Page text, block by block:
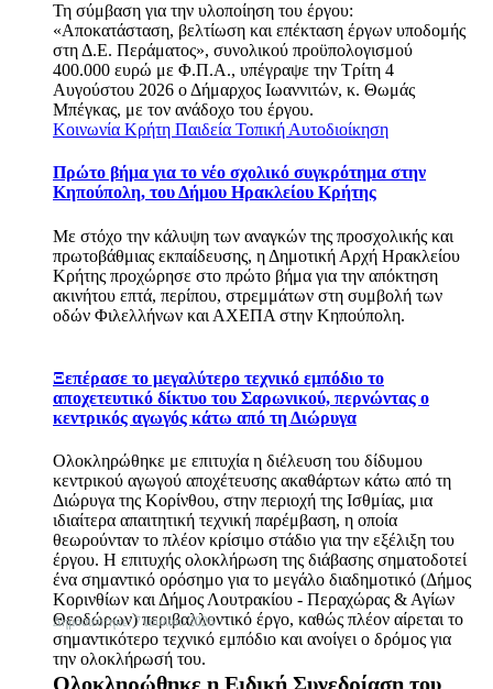
Τη σύμβαση για την υλοποίηση του έργου:
«Αποκατάσταση, βελτίωση και επέκταση έργων υποδομής
στη Δ.Ε. Περάματος», συνολικού προϋπολογισμού
400.000 ευρώ με Φ.Π.Α., υπέγραψε την Τρίτη 4
Αυγούστου 2026 ο Δήμαρχος Ιωαννιτών, κ. Θωμάς
Μπέγκας, με τον ανάδοχο του έργου.
Κοινωνία Κρήτη Παιδεία Τοπική Αυτοδιοίκηση
Πρώτο βήμα για το νέο σχολικό συγκρότημα στην
Κηπούπολη, του Δήμου Ηρακλείου Κρήτης
Με στόχο την κάλυψη των αναγκών της προσχολικής και
πρωτοβάθμιας εκπαίδευσης, η Δημοτική Αρχή Ηρακλείου
Κρήτης προχώρησε στο πρώτο βήμα για την απόκτηση
ακινήτου επτά, περίπου, στρεμμάτων στη συμβολή των
οδών Φιλελλήνων και ΑΧΕΠΑ στην Κηπούπολη.
Ξεπέρασε το μεγαλύτερο τεχνικό εμπόδιο το
αποχετευτικό δίκτυο του Σαρωνικού, περνώντας ο
κεντρικός αγωγός κάτω από τη Διώρυγα
Ολοκληρώθηκε με επιτυχία η διέλευση του δίδυμου
κεντρικού αγωγού αποχέτευσης ακαθάρτων κάτω από τη
Διώρυγα της Κορίνθου, στην περιοχή της Ισθμίας, μια
ιδιαίτερα απαιτητική τεχνική παρέμβαση, η οποία
θεωρούνταν το πλέον κρίσιμο στάδιο για την εξέλιξη του
έργου. Η επιτυχής ολοκλήρωση της διάβασης σηματοδοτεί
ένα σημαντικό ορόσημο για το μεγάλο διαδημοτικό (Δήμος
Κορινθίων και Δήμος Λουτρακίου - Περαχώρας & Αγίων
Θεοδώρων) περιβαλλοντικό έργο, καθώς πλέον αίρεται το
σημαντικότερο τεχνικό εμπόδιο και ανοίγει ο δρόμος για
την ολοκλήρωσή του.
Δημοσιεύτηκε: 7 Ιουλίου 2026
Ολοκληρώθηκε η Ειδική Συνεδρίαση του